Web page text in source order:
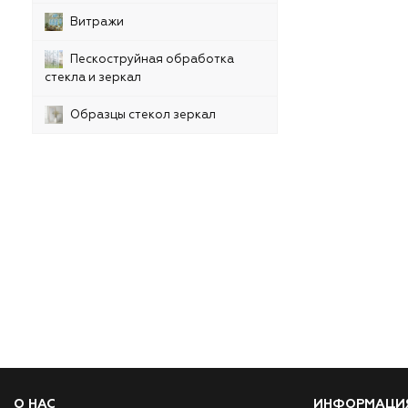
Витражи
Пескоструйная обработка
стекла и зеркал
Образцы стекол зеркал
О НАС